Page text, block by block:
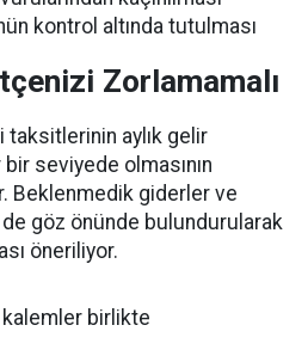
kontrol altında tutulması
Zorlamamalı
taksitlerinin aylık gelir
seviyede olmasının
Beklenmedik giderler ve
göz önünde bulundurularak
öneriliyor.
birlikte